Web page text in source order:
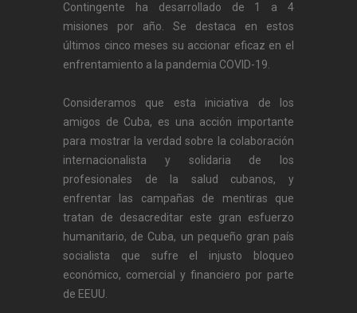
Contingente ha desarrollado de 1 a 4
misiones por año. Se destaca en estos
últimos cinco meses su accionar eficaz en el
enfrentamiento a la pandemia COVID-19.
Consideramos que esta iniciativa de los
amigos de Cuba, es una acción importante
para mostrar la verdad sobre la colaboración
internacionalista y solidaria de los
profesionales de la salud cubanos, y
enfrentar las campañas de mentiras que
tratan de desacreditar este gran esfuerzo
humanitario, de Cuba, un pequeño gran país
socialista que sufre el injusto bloqueo
económico, comercial y financiero por parte
de EEUU.